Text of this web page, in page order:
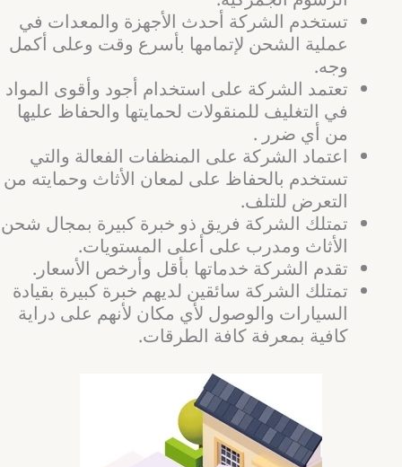
تستخدم الشركة أحدث الأجهزة والمعدات في
عملية الشحن لإتمامها بأسرع وقت وعلى أكمل
وجه.
تعتمد الشركة على استخدام أجود وأقوى المواد
في التغليف للمنقولات لحمايتها والحفاظ عليها
من أي ضرر .
اعتماد الشركة على المنظفات الفعالة والتي
تستخدم بالحفاظ على لمعان الأثاث وحمايته من
التعرض للتلف.
تمتلك الشركة فريق ذو خبرة كبيرة بمجال شحن
الأثاث ومدرب على أعلى المستويات.
تقدم الشركة خدماتها بأقل وأرخص الأسعار.
تمتلك الشركة سائقين لديهم خبرة كبيرة بقيادة
السيارات والوصول لأي مكان لأنهم على دراية
كافية بمعرفة كافة الطرقات.